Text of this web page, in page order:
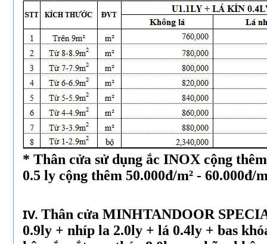
* Thân cửa sử dụng ắc INOX cộng
0.5 ly cộng thêm 50.000đ/m² - 60.000đ/
IV. Thân cửa MINHTANDOOR
0.9ly + nhíp la 2.0ly + lá 0.4ly + bas